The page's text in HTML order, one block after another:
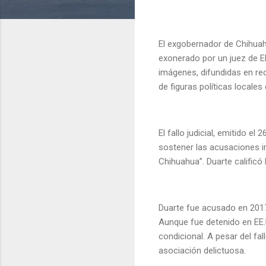
El exgobernador de
exonerado por un juez de
imágenes, difundidas en
de figuras políticas locales
El fallo judicial, emitido el
sostener las acusaciones
Chihuahua”. Duarte
Duarte fue acusado en
Aunque fue detenido en
condicional. A pesar del
asociación delictuosa.